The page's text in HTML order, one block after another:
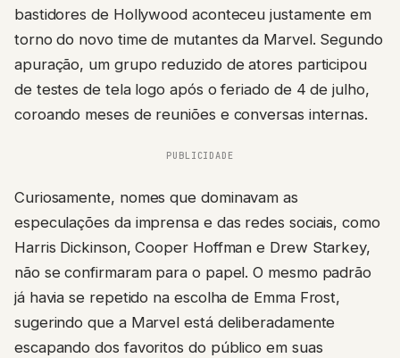
bastidores de Hollywood aconteceu justamente em
torno do novo time de mutantes da Marvel. Segundo
apuração, um grupo reduzido de atores participou
de testes de tela logo após o feriado de 4 de julho,
coroando meses de reuniões e conversas internas.
PUBLICIDADE
Curiosamente, nomes que dominavam as
especulações da imprensa e das redes sociais, como
Harris Dickinson, Cooper Hoffman e Drew Starkey,
não se confirmaram para o papel. O mesmo padrão
já havia se repetido na escolha de Emma Frost,
sugerindo que a Marvel está deliberadamente
escapando dos favoritos do público em suas